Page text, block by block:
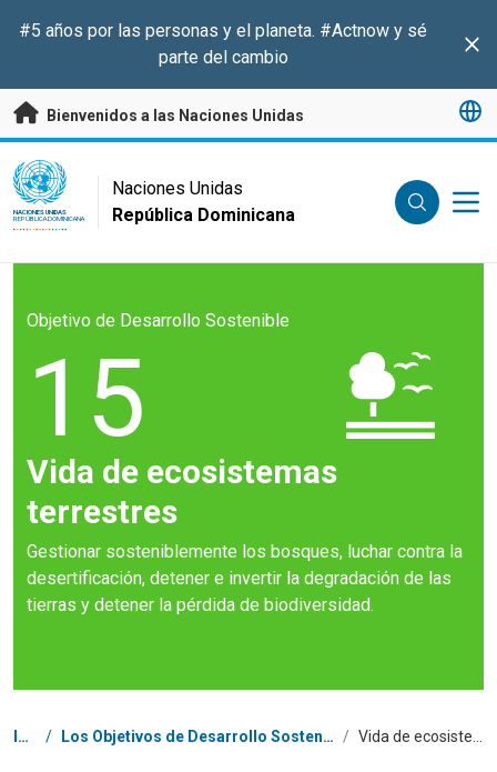
#5 años por las personas y el planeta. #Actnowy sé
parte del cambio
Bienvenidos a las Naciones Unidas
UN Logo
NACIONES UNIDAS
REPÚBLICA DOMINICANA
Naciones Unidas
República Dominicana
Objetivo de Desarrollo Sostenible
15
Vida de ecosistemas
terrestres
Gestionar sosteniblemente los bosques, luchar contra la
desertificación, detener e invertir la degradación de las
tierras y detener la pérdida de biodiversidad.
Coordenadas dentro de la ruta de navegación
Inicio / Los Objetivos de Desarrollo Sostenible en República Dominicana /